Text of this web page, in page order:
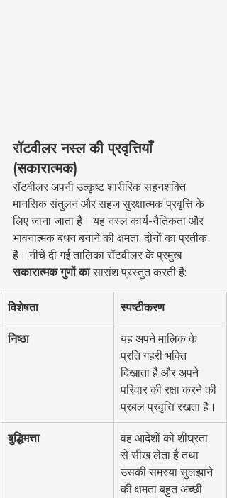
रॉटवीलर नस्ल की प्रवृत्तियाँ
(सकारात्मक)
रॉटवीलर अपनी उत्कृष्ट शारीरिक सहनशक्ति,
मानसिक संतुलन और सहज सुरक्षात्मक प्रवृत्ति के
लिए जाना जाता है। यह नस्ल कार्य-नैतिकता और
भावनात्मक बंधन बनाने की क्षमता, दोनों का प्रतीक
है। नीचे दी गई तालिका रॉटवीलर के प्रमुख
सकारात्मक गुणों का सारांश प्रस्तुत करती है:
विशेषता स्पष्टीकरण
निष्ठा
यह अपने मालिक के
प्रति गहरी भक्ति
दिखाता है और अपने
परिवार की रक्षा करने की
प्रबल प्रवृत्ति रखता है।
बुद्धिमत्ता
वह आदेशों को शीघ्रता
से सीख लेता है तथा
उसकी समस्या सुलझाने
की क्षमता बहुत अच्छी